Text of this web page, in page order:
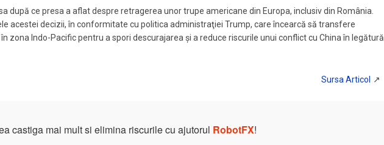
după ce presa a aflat despre retragerea unor trupe americane din Europa, inclusiv din România.
acestei decizii, în conformitate cu politica administraţiei Trump, care încearcă să transfere
zona Indo-Pacific pentru a spori descurajarea şi a reduce riscurile unui conflict cu China în legătură
castiga mai mult si elimina riscurile cu ajutorul RobotFX!